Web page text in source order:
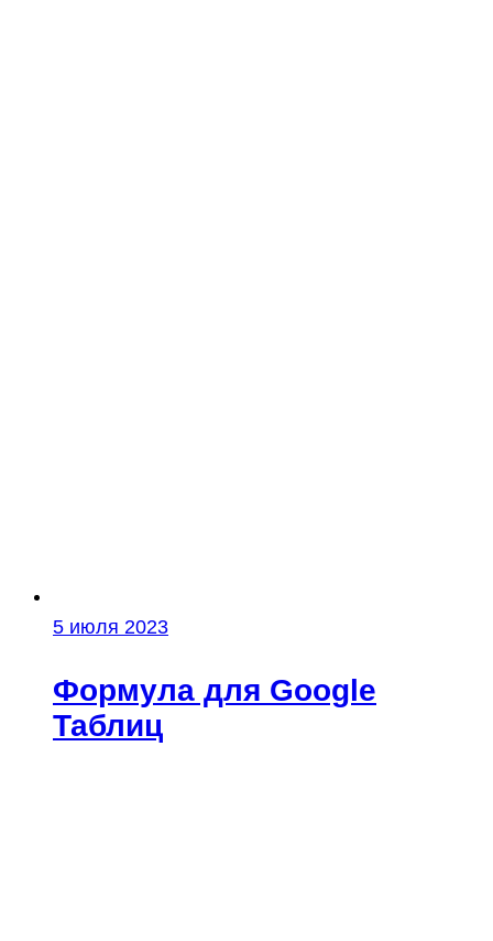
5 июля 2023
Формула для Google
Таблиц